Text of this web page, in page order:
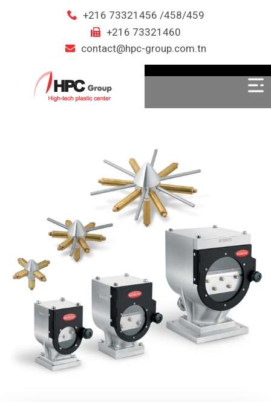
+216 73321456 /458/459
+216 73321460
contact@hpc-group.com.tn